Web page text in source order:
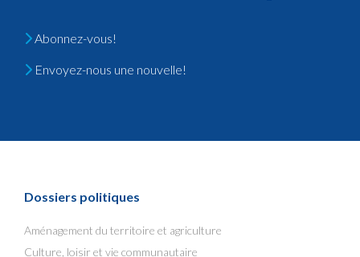
Abonnez-vous!
Envoyez-nous une nouvelle!
Dossiers politiques
Aménagement du territoire et agriculture
Culture, loisir et vie communautaire